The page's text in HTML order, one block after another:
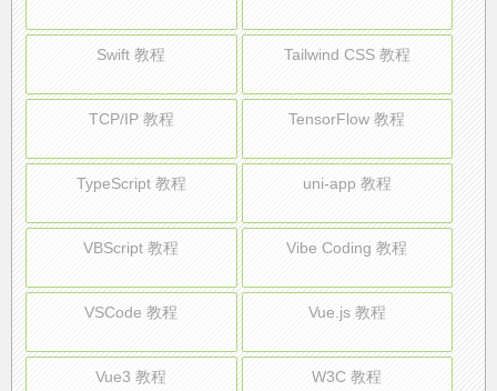
Swift 教程 Tailwind CSS 教程
TCP/IP 教程 TensorFlow 教程
TypeScript 教程 uni-app 教程
VBScript 教程 Vibe Coding 教程
VSCode 教程 Vue.js 教程
Vue3 教程 W3C 教程